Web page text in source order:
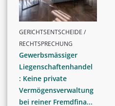
GERICHTSENTSCHEIDE /
RECHTSPRECHUNG
Gewerbsmässiger
Liegenschaftenhandel
: Keine private
Vermögensverwaltung
bei reiner Fremdfina...